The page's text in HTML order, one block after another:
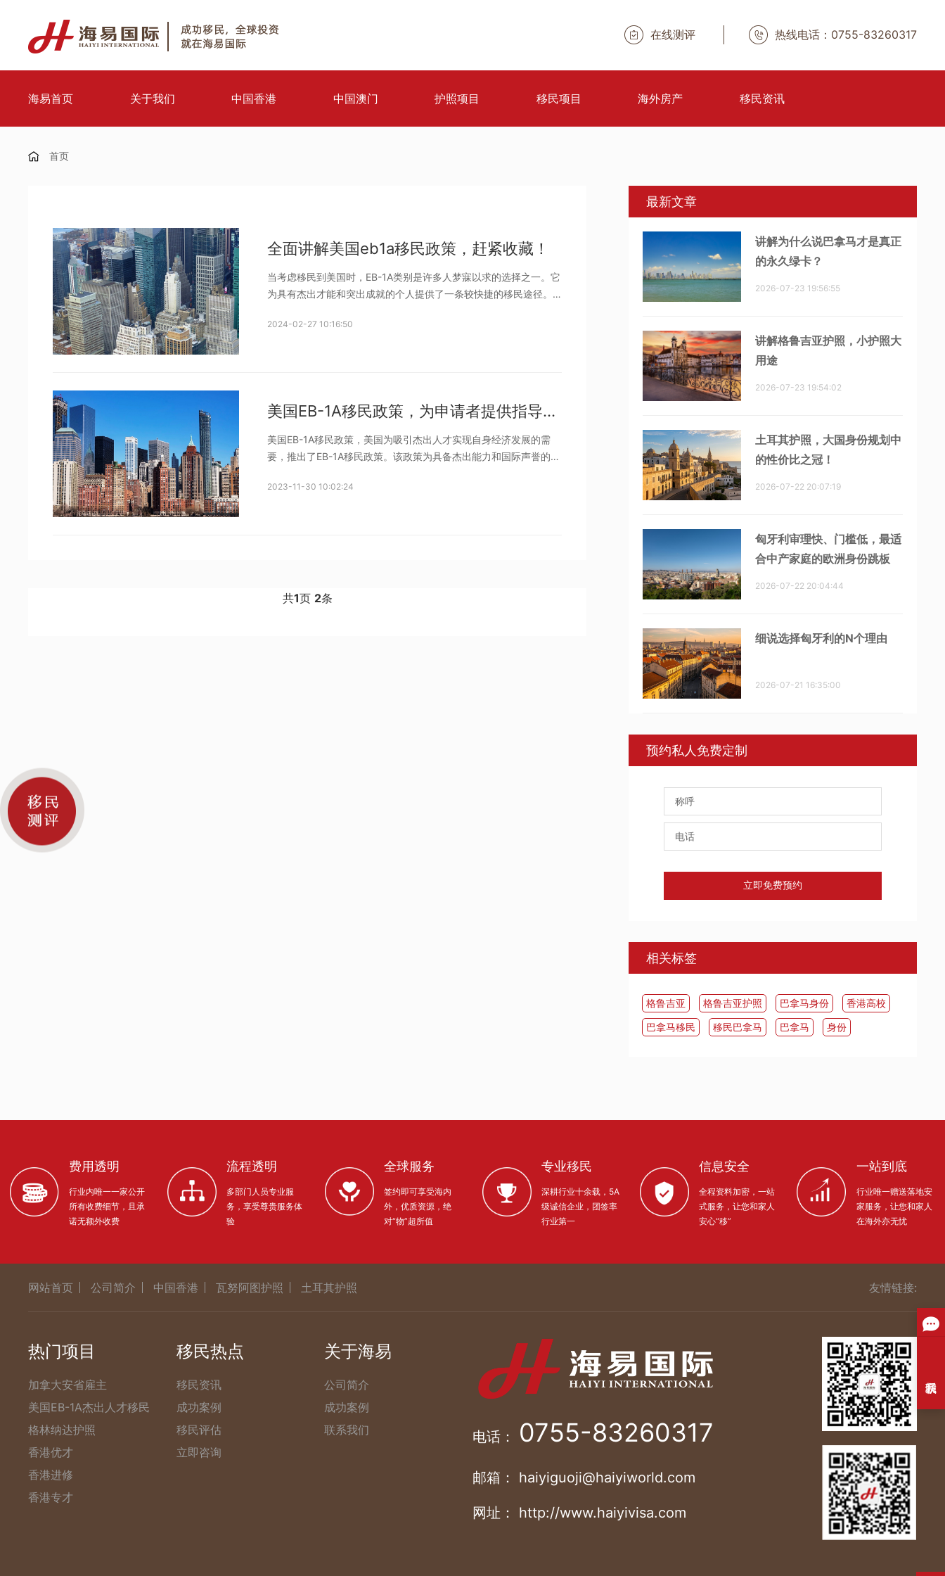
在线测评 热线电话：0755-83260317
海易首页 关于我们 中国香港 中国澳门 护照项目 移民项目 海外房产 移民资讯
首页
全面讲解美国eb1a移民政策，赶紧收藏！
当考虑移民到美国时，EB-1A类别是许多人梦寐以求的选择之一。它
为具有杰出才能和突出成就的个人提供了一条较快捷的移民途径。
一、美国EB-1A移民政策EB-1A是美国移民法第一优先级类别之一
2024-02-27 10:16:50
美国EB-1A移民政策，为申请者提供指导和建议
美国EB-1A移民政策，美国为吸引杰出人才实现自身经济发展的需
要，推出了EB-1A移民政策。该政策为具备杰出能力和国际声誉的人
下美国EB-1A移民政策，为有意向申请者提供专业的指导和建议。
2023-11-30 10:02:24
共1页 2条
最新文章
讲解为什么说巴拿马才是真正
的永久绿卡？
2026-07-23 19:56:55
讲解格鲁吉亚护照，小护照大
用途
2026-07-23 19:54:02
土耳其护照，大国身份规划中
的性价比之冠！
2026-07-22 20:07:19
匈牙利审理快、门槛低，最适
合中产家庭的欧洲身份跳板
2026-07-22 20:04:44
细说选择匈牙利的N个理由
2026-07-21 16:35:00
预约私人免费定制
立即免费预约
相关标签
​格鲁吉亚 格鲁吉亚护照 巴拿马身份
香港高校
​巴拿马移民
移民巴拿马 ​巴拿马 身份
费用透明
行业内唯一一家公开
所有收费细节，且承
诺无额外收费
流程透明
多部门人员专业服
务，享受尊贵服务体
验
全球服务
签约即可享受海内
外，优质资源，绝
对“物”超所值
专业移民
深耕行业十余载，5A
级诚信企业，团签率
行业第一
信息安全
全程资料加密，一站
式服务，让您和家人
安心“移”
一站到底
行业唯一赠送落地安
家服务，让您和家人
在海外亦无忧
网站首页 公司简介 中国香港 瓦努阿图护照 土耳其护照 友情链接:
热门项目
加拿大安省雇主
美国EB-1A杰出人才移民
格林纳达护照
香港优才
香港进修
香港专才
移民热点
移民资讯
成功案例
移民评估
立即咨询
关于海易
公司简介
成功案例
联系我们
电话： 0755-83260317
邮箱： haiyiguoji@haiyiworld.com
网址： http://www.haiyivisa.com